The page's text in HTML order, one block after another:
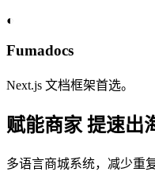
◐
Fumadocs
Next.js 文档框架首选。
赋能商家 提速出
多语言商城系统，减少重